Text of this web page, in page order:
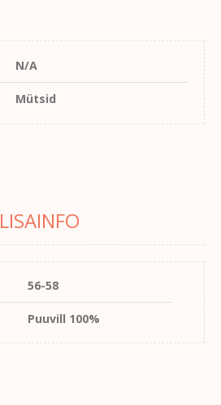
N/A
Mütsid
LISAINFO
56-58
Puuvill 100%